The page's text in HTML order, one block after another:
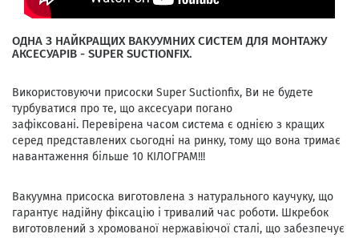
ОДНА З НАЙКРАЩИХ ВАКУУМНИХ СИСТЕМ ДЛЯ МОНТАЖУ
АКСЕСУАРІВ - SUPER SUCTIONFIX.
Використовуючи присоски Super Suctionfix, Ви не будете
турбуватися про те, що аксесуари погано
зафіксовані. Перевірена часом система є однією з кращих
серед представлених сьогодні на ринку, тому що вона тримає
навантаження більше 10 КІЛОГРАМ!!!
Вакуумна присоска виготовлена ​​з натурального каучуку, що
гарантує надійну фіксацію і тривалий час роботи. Шкребок
виготовлений з хромованої нержавіючої сталі, що забезпечує